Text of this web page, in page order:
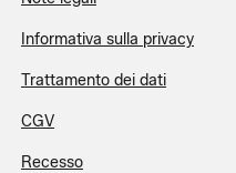
Informativa sulla privacy
Trattamento dei dati
CGV
Recesso